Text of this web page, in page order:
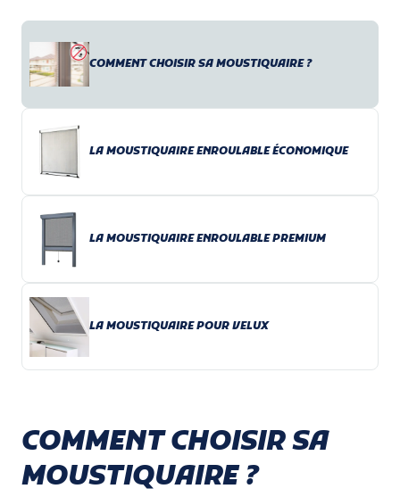
COMMENT CHOISIR SA MOUSTIQUAIRE ?
LA MOUSTIQUAIRE ENROULABLE ÉCONOMIQUE
LA MOUSTIQUAIRE ENROULABLE PREMIUM
LA MOUSTIQUAIRE POUR VELUX
COMMENT CHOISIR SA
MOUSTIQUAIRE ?